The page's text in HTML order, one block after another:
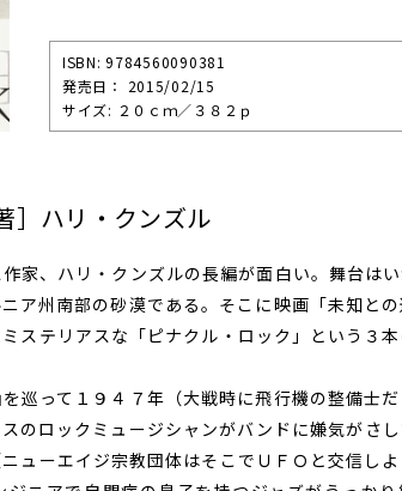
ISBN: 9784560090381
発売⽇： 2015/02/15
サイズ: ２０ｃｍ／３８２ｐ
ハリ・クンズル
家、ハリ・クンズルの長編が面白い。舞台は
ア州南部の砂漠である。そこに映画「未知と
ステリアスな「ピナクル・ロック」という３
巡って１９４７年（大戦時に飛行機の整備士
のロックミュージシャンがバンドに嫌気がさ
ューエイジ宗教団体はそこでＵＦＯと交信し